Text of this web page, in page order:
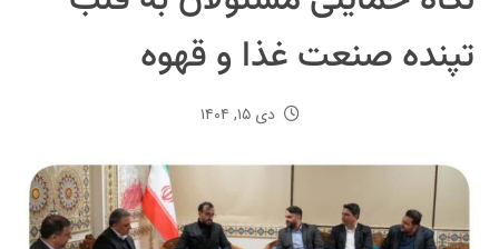
تپنده صنعت غذا و قهوه
دی ۱۵, ۱۴۰۴